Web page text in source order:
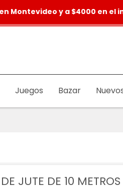
Montevideo y a $4000 en el
Juegos Bazar
JUTE DE 10 METROS